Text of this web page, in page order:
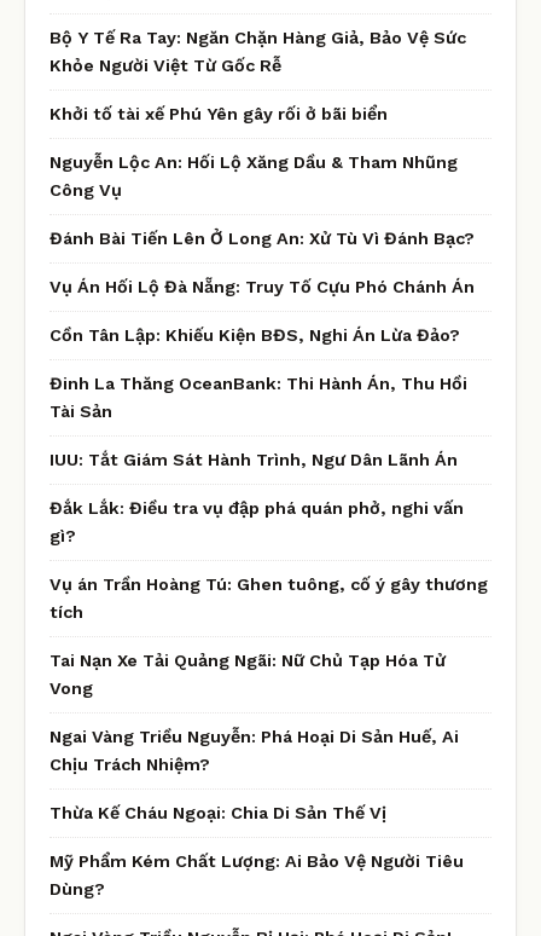
Bộ Y Tế Ra Tay: Ngăn Chặn Hàng Giả, Bảo Vệ Sức
Khỏe Người Việt Từ Gốc Rễ
Khởi tố tài xế Phú Yên gây rối ở bãi biển
Nguyễn Lộc An: Hối Lộ Xăng Dầu & Tham Nhũng
Công Vụ
Đánh Bài Tiến Lên Ở Long An: Xử Tù Vì Đánh Bạc?
Vụ Án Hối Lộ Đà Nẵng: Truy Tố Cựu Phó Chánh Án
Cồn Tân Lập: Khiếu Kiện BĐS, Nghi Án Lừa Đảo?
Đinh La Thăng OceanBank: Thi Hành Án, Thu Hồi
Tài Sản
IUU: Tắt Giám Sát Hành Trình, Ngư Dân Lãnh Án
Đắk Lắk: Điều tra vụ đập phá quán phở, nghi vấn
gì?
Vụ án Trần Hoàng Tú: Ghen tuông, cố ý gây thương
tích
Tai Nạn Xe Tải Quảng Ngãi: Nữ Chủ Tạp Hóa Tử
Vong
Ngai Vàng Triều Nguyễn: Phá Hoại Di Sản Huế, Ai
Chịu Trách Nhiệm?
Thừa Kế Cháu Ngoại: Chia Di Sản Thế Vị
Mỹ Phẩm Kém Chất Lượng: Ai Bảo Vệ Người Tiêu
Dùng?